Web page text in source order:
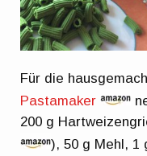
Für die
Pastamaker
200 g
), 50 g Mehl, 1